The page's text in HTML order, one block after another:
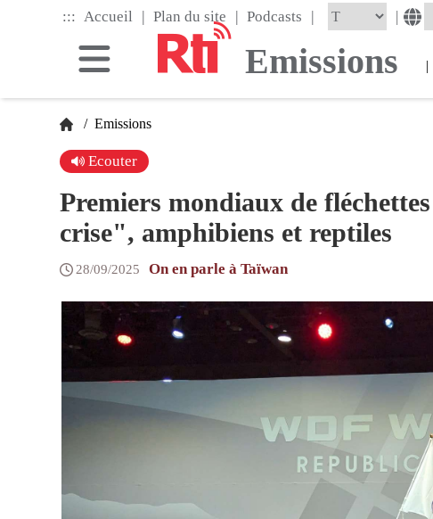
::: Accueil | Plan du site | Podcasts | |
Emissions |
/ Emissions
Ecouter
Premiers mondiaux de
crise", amphibiens et reptiles
28/09/2025 On en parle à Taïwan